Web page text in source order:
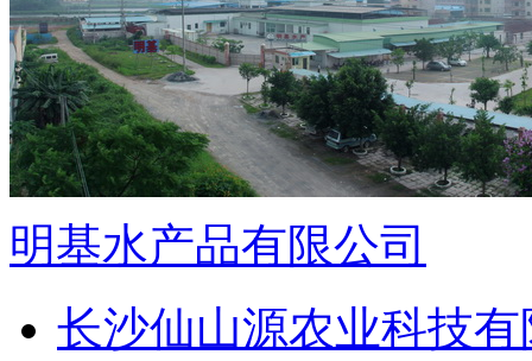
明基水产品有限公司
长沙仙山源农业科技